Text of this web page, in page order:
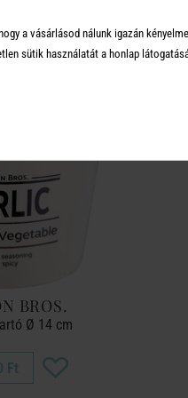
A
BROS.
Ø 14 cm
Ft
a vásárlásod nálunk igazán
sütik használatát a honlap